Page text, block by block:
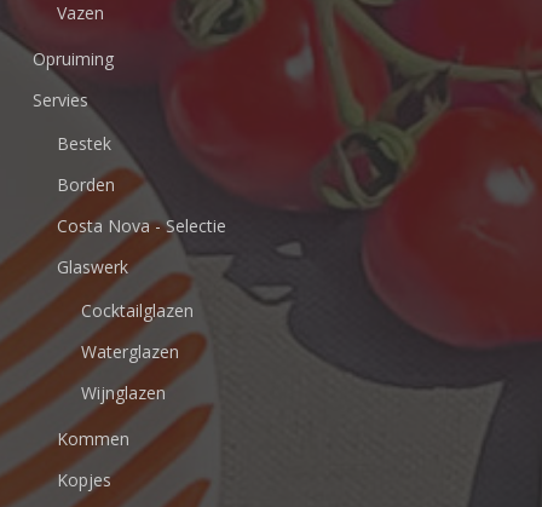
Vazen
Opruiming
Servies
Bestek
Borden
Costa Nova - Selectie
Glaswerk
Cocktailglazen
Waterglazen
Wijnglazen
Kommen
Kopjes